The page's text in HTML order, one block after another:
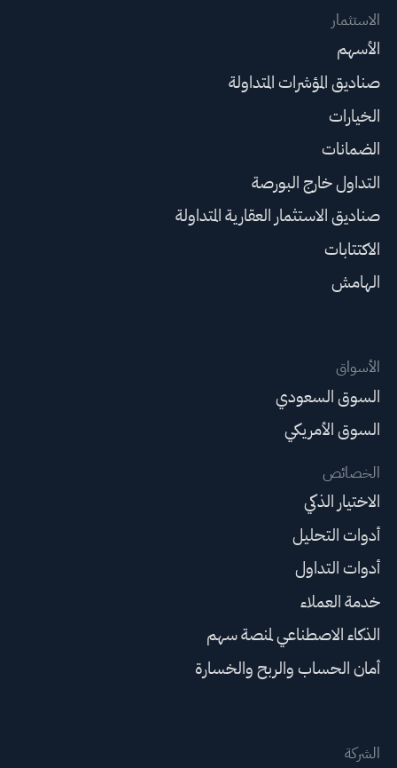
الاستثمار
الأسهم
صناديق المؤشرات المتداولة
الخيارات
الضمانات
التداول خارج البورصة
صناديق الاستثمار العقارية المتداولة
الاكتتابات
الهامش
الأسواق
السوق السعودي
السوق الأمريكي
الخصائص
الاختيار الذكي
أدوات التحليل
أدوات التداول
خدمة العملاء
الذكاء الاصطناعي لمنصة سهم
أمان الحساب والربح والخسارة
الشركة